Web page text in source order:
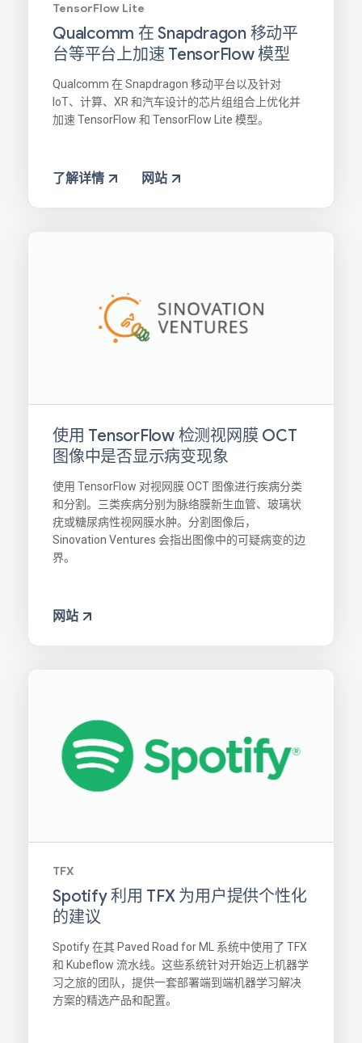
TensorFlow Lite
Qualcomm 在 Snapdragon 移动平
台等平台上加速 TensorFlow 模型
Qualcomm 在 Snapdragon 移动平台以及针对
IoT、计算、XR 和汽车设计的芯片组组合上优化并
加速 TensorFlow 和 TensorFlow Lite 模型。
了解详情 网站
使用 TensorFlow 检测视网膜 OCT
图像中是否显示病变现象
使用 TensorFlow 对视网膜 OCT 图像进行疾病分类
和分割。三类疾病分别为脉络膜新生血管、玻璃状
疣或糖尿病性视网膜水肿。分割图像后，
Sinovation Ventures 会指出图像中的可疑病变的边
界。
网站
TFX
Spotify 利用 TFX 为用户提供个性化
的建议
Spotify 在其 Paved Road for ML 系统中使用了 TFX
和 Kubeflow 流水线。这些系统针对开始迈上机器学
习之旅的团队，提供一套部署端到端机器学习解决
方案的精选产品和配置。